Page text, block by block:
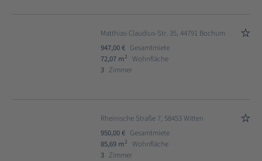
Matthias-Claudius-Str. 35, 44791 Bochum
947,00 € Gesamtmiete
72,07 m2
Wohnfläche
3 Zimmer
Rheinische Straße 7, 58453 Witten
950,00 € Gesamtmiete
85,69 m2
Wohnfläche
3 Zimmer